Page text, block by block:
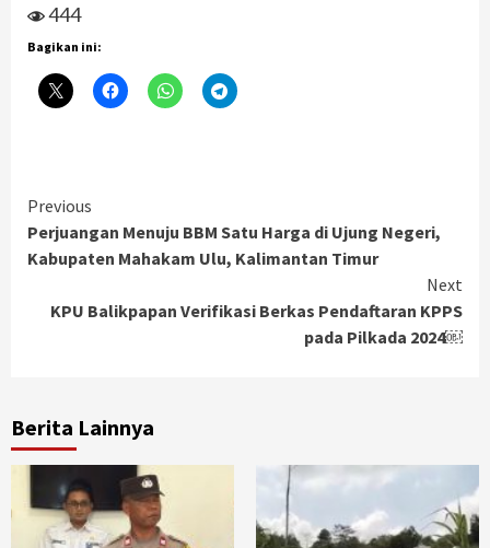
444
Bagikan ini:
Continue
Reading
Previous
Perjuangan Menuju BBM Satu Harga di Ujung Negeri,
Kabupaten Mahakam Ulu, Kalimantan Timur
Next
KPU Balikpapan Verifikasi Berkas Pendaftaran KPPS
pada Pilkada 2024￼
Berita Lainnya